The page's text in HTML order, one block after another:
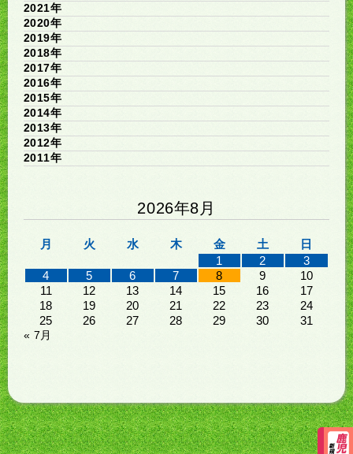
2021年
2020年
2019年
2018年
2017年
2016年
2015年
2014年
2013年
2012年
2011年
2026年8月
月 火 水 木 金 土
日
1
2
3
4
5 6 7 8 9
10
11
12 13 14 15 16
17
18
19 20 21 22 23
24
25
26 27 28 29 30 31
« 7月